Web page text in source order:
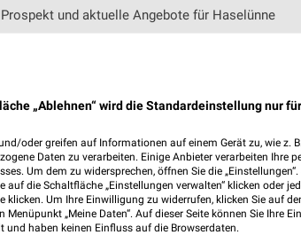
und aktuelle Angebote für Haselünne
Prospekte & Aktionen
Filialen & Öffnungszeiten für Lingen (Ems)
„Ablehnen“ wird die Standardeinstellung nur
oder greifen auf Informationen auf einem Gerät zu, wie z.
Daten zu verarbeiten. Einige Anbieter verarbeiten Ihre
Um dem zu widersprechen, öffnen Sie die
auf die Schaltfläche „Einstellungen verwalten“ klicken oder
klicken. Um Ihre Einwilligung zu widerrufen, klicken Sie auf
Menüpunkt „Meine Daten“. Auf dieser Seite können Sie Ihre
und haben keinen Einfluss auf die Browserdaten.